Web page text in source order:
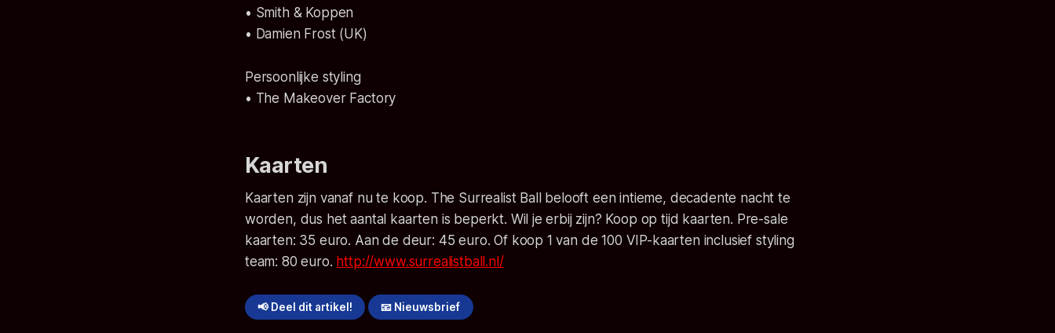
• Smith & Koppen
• Damien Frost (UK)
Persoonlijke styling
• The Makeover Factory
Kaarten
Kaarten zijn vanaf nu te koop. The Surrealist Ball belooft een intieme, decadente nacht te
worden, dus het aantal kaarten is beperkt. Wil je erbij zijn? Koop op tijd kaarten. Pre-sale
kaarten: 35 euro. Aan de deur: 45 euro. Of koop 1 van de 100 VIP-kaarten inclusief styling
team: 80 euro. http://www.surrealistball.nl/
📢 Deel dit artikel! 📧 Nieuwsbrief